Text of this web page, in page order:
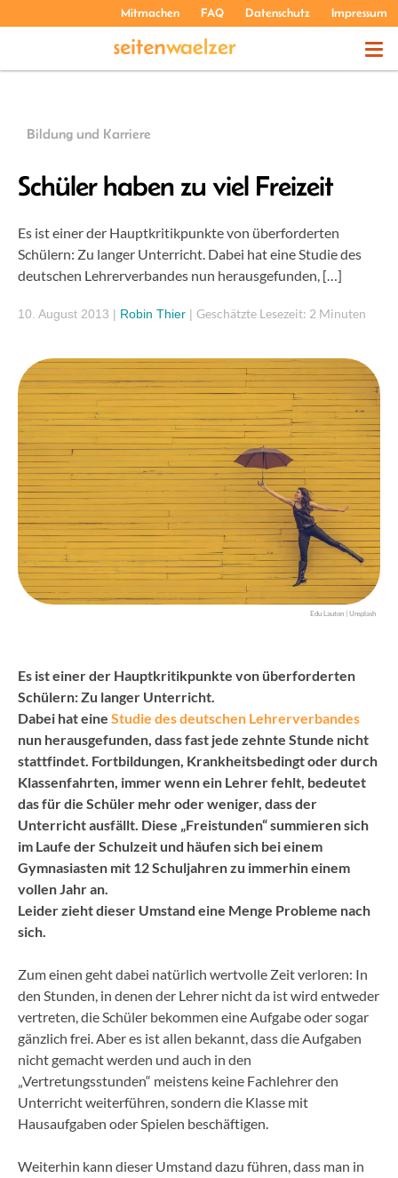
Mitmachen FAQ Datenschutz Impressum
Bildung und Karriere
Schüler haben zu viel Freizeit
Es ist einer der Hauptkritikpunkte von überforderten
Schülern: Zu langer Unterricht. Dabei hat eine Studie des
deutschen Lehrerverbandes nun herausgefunden, […]
10. August 2013 | Robin Thier | Geschätzte Lesezeit: 2 Minuten
Edu Lauton | Unsplash
Es ist einer der Hauptkritikpunkte von überforderten
Schülern: Zu langer Unterricht.
Dabei hat eine Studie des deutschen Lehrerverbandes
nun herausgefunden, dass fast jede zehnte Stunde nicht
stattfindet. Fortbildungen, Krankheitsbedingt oder durch
Klassenfahrten, immer wenn ein Lehrer fehlt, bedeutet
das für die Schüler mehr oder weniger, dass der
Unterricht ausfällt. Diese „Freistunden“ summieren sich
im Laufe der Schulzeit und häufen sich bei einem
Gymnasiasten mit 12 Schuljahren zu immerhineinem
vollen Jahran.
Leider zieht dieser Umstand eine Menge Probleme nach
sich.
Zum einen geht dabei natürlich wertvolle Zeit verloren: In
den Stunden, in denen der Lehrer nicht da ist wird entweder
vertreten, die Schüler bekommen eine Aufgabe oder sogar
gänzlich frei. Aber es ist allen bekannt, dass die Aufgaben
nicht gemacht werden und auch in den
„Vertretungsstunden“ meistens keine Fachlehrer den
Unterricht weiterführen, sondern die Klasse mit
Hausaufgaben oder Spielen beschäftigen.
Weiterhin kann dieser Umstand dazu führen, dass man in